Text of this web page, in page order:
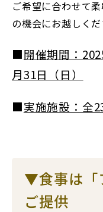
ご希望に合わせて
の機会にお越しくだ
■開催期間：
月31日（日）
■実施施設：全
▼食事は「
ご提供